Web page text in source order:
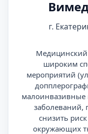
г.
Медицинский
широким
мероприятий
малоинвазивные
заболеваний,
снизить
окружающих